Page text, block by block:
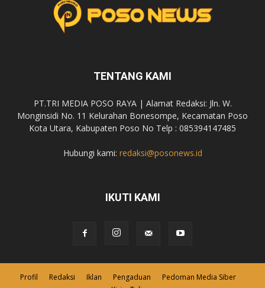
TENTANG KAMI
PT.TRI MEDIA POSO RAYA | Alamat Redaksi: Jln. W.
Monginsidi No. 11 Kelurahan Bonesompe, Kecamatan Poso
Kota Utara, Kabupaten Poso No Telp : 085394147485
Hubungi kami: redaksi@posonews.id
IKUTI KAMI
Profil Redaksi Iklan Pengaduan
Pedoman Media Siber